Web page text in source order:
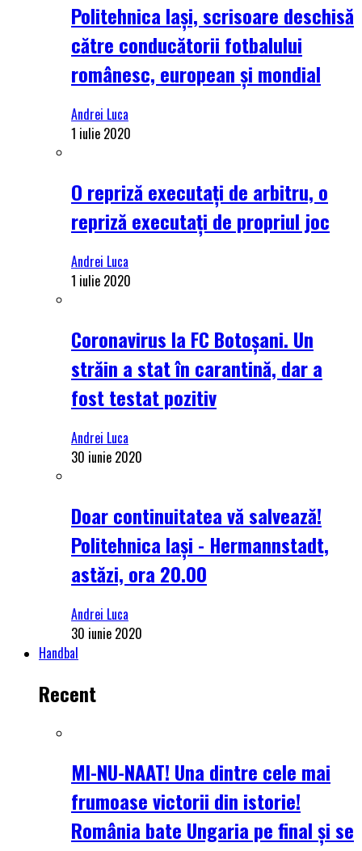
Politehnica Iași, scrisoare deschisă
către conducătorii fotbalului
românesc, european și mondial
Andrei Luca
1 iulie 2020
O repriză executați de arbitru, o
repriză executați de propriul joc
Andrei Luca
1 iulie 2020
Coronavirus la FC Botoșani. Un
străin a stat în carantină, dar a
fost testat pozitiv
Andrei Luca
30 iunie 2020
Doar continuitatea vă salvează!
Politehnica Iași - Hermannstadt,
astăzi, ora 20.00
Andrei Luca
30 iunie 2020
Handbal
Recent
MI-NU-NAAT! Una dintre cele mai
frumoase victorii din istorie!
România bate Ungaria pe final și se